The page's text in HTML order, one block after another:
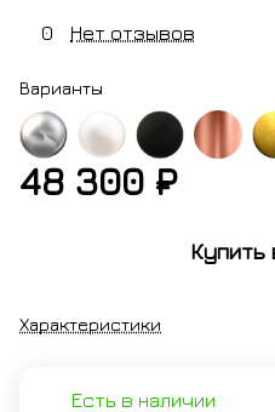
0 Нет отзывов
Варианты
белыйчерныймедь
48 300 ₽
Купить
Характеристики
Есть в наличии